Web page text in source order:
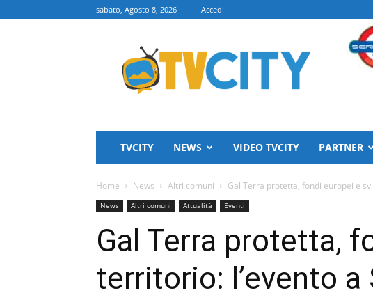
sabato, Agosto 8, 2026 Accedi
TVCITY
TVCITY NEWS VIDEO TVCITY PARTNER
Home News Altri comuni Gal Terra protetta, fondi europei e
News Altri comuni Attualità Eventi
Gal Terra protetta,
territorio: l’evento a